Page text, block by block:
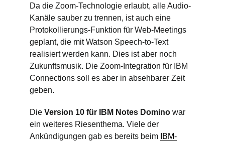
Da die Zoom-Technologie erlaubt, alle Audio-
Kanäle sauber zu trennen, ist auch eine
Protokollierungs-Funktion für Web-Meetings
geplant, die mit Watson Speech-to-Text
realisiert werden kann. Dies ist aber noch
Zukunftsmusik. Die Zoom-Integration für IBM
Connections soll es aber in absehbarer Zeit
geben.
DieVersion 10 für IBM Notes Domino war
ein weiteres Riesenthema. Viele der
Ankündigungen gab es bereits beim IBM-